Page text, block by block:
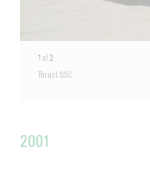
1 of 2
Thrust SSC
2001